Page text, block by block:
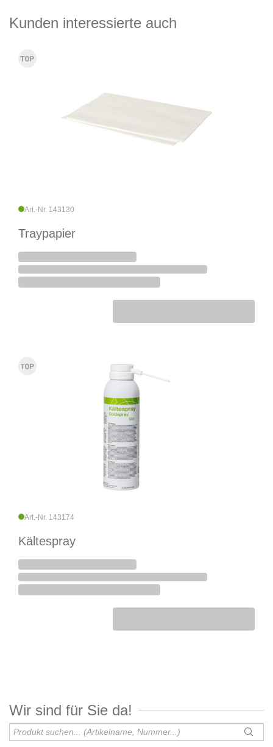
Kunden interessierte auch
Art.-Nr. 143130
Traypapier
Art.-Nr. 143174
Kältespray
Wir sind für Sie da!